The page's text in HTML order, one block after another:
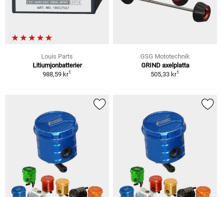
Louis Parts
Litiumjonbatterier
988,59 kr1
GSG Mototechnik
GRIND axelplatta
505,33 kr1